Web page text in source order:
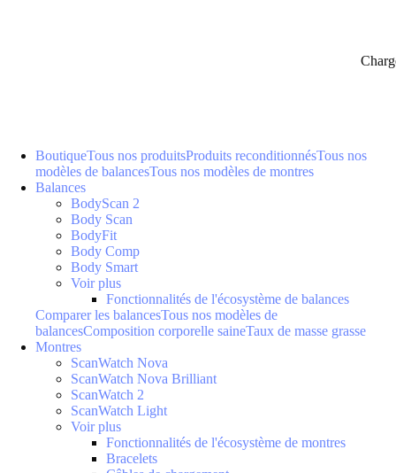
BoutiqueTous nos produitsProduits reconditionnésTous nos
modèles de balancesTous nos modèles de montres
Balances
BodyScan 2
Body Scan
BodyFit
Body Comp
Body Smart
Voir plus
Fonctionnalités de l'écosystème de balances
Comparer les balancesTous nos modèles de
balancesComposition corporelle saineTaux de masse grasse
Montres
ScanWatch Nova
ScanWatch Nova Brilliant
ScanWatch 2
ScanWatch Light
Voir plus
Fonctionnalités de l'écosystème de montres
Bracelets